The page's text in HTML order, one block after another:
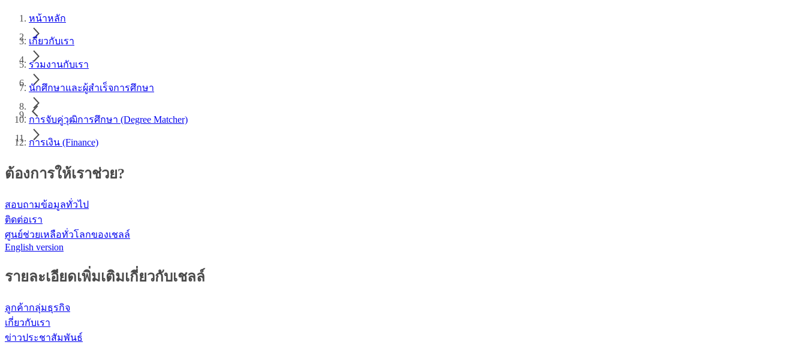
หน้าหลัก
เกี่ยวกับเรา
ร่วมงานกับเรา
นักศึกษาและผู้สำเร็จการศึกษา
การจับคู่วุฒิการศึกษา (Degree Matcher)
การเงิน (Finance)
ต้องการให้เราช่วย?
สอบถามข้อมูลทั่วไป
ติดต่อเรา
ศูนย์ช่วยเหลือทั่วโลกของเชลล์
English version
รายละเอียดเพิ่มเติมเกี่ยวกับเชลล์
ลูกค้ากลุ่มธุรกิจ
เกี่ยวกับเรา
ข่าวประชาสัมพันธ์